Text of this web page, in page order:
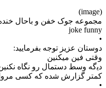
(image)
مجموعه جوک خفن و باحال خنده
joke funny
•
ﺩﻭﺳﺘﺎﻥ ﻋﺰﯾﺰ ﺗﻮﺟﻪ ﺑﻔﺮﻣﺎﯾﯿﺪ:
ﻭﻗﺘﯽ ﻓﯿﻦ ﻣﯿﮑﻨﯿﻦ
ﺩﯾﮔﻪ ﻭﺳﻂ ﺩﺳﺘﻤﺎﻝ ﺭﻭ ﻧﮕﺎﻩ
ﮐﻤﺘﺮ ﮔﺰﺍﺭﺵ ﺷﺪﻩ ﮐﻪ ﮐﺴﯽ
•